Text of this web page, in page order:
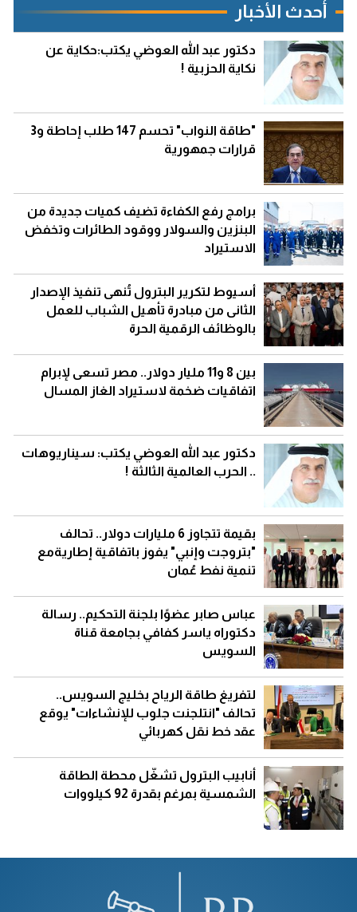
أحدث الأخبار
دكتور عبد الله العوضي يكتب:حكاية عن
نكاية الحزبية !
"طاقة النواب" تحسم 147 طلب إحاطة و3
قرارات جمهورية
برامج رفع الكفاءة تضيف كميات جديدة من
البنزين والسولار ووقود الطائرات وتخفض
الاستيراد
أسيوط لتكرير البترول تُنهى تنفيذ الإصدار
الثانى من مبادرة تأهيل الشباب للعمل
بالوظائف الرقمية الحرة
بين 8 و11 مليار دولار.. مصر تسعى لإبرام
اتفاقيات ضخمة لاستيراد الغاز المسال
دكتور عبد الله العوضي يكتب: سيناريوهات
.. الحرب العالمية الثالثة !
بقيمة تتجاوز 6 مليارات دولار.. تحالف
"بتروجت وإنبي" يفوز باتفاقية إطاريةمع
تنمية نفط عُمان
عباس صابر عضوًا بلجنة التحكيم.. رسالة
دكتوراه ياسر كفافي بجامعة قناة
السويس
لتفريغ طاقة الرياح بخليج السويس..
تحالف "انتلجنت جلوب للإنشاءات" يوقع
عقد خط نقل كهربائي
أنابيب البترول تشغّل محطة الطاقة
الشمسية بمرغم بقدرة 92 كيلووات